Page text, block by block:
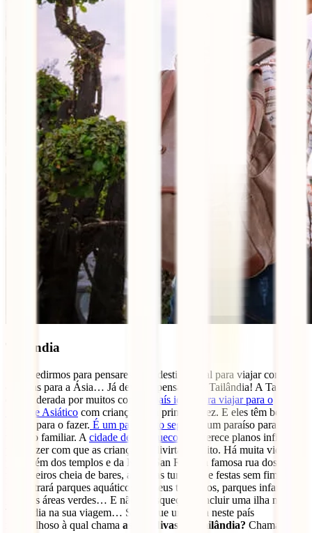
Tailândia
Se te pedirmos para pensares num destino ideal para viajar com
crianças para a Ásia… Já deve ter pensado na Tailândia! A Tailândia
é considerada por muitos como o
país ideal para viajar para o
Sudeste Asiático com crianças pela primeira vez. E eles têm boas
razões para o fazer. É um país muito seguro
e um paraíso para o
turismo familiar. A cidade de Banguecoque
oferece planos infinitos
para fazer com que as crianças se divirtam muito. Há muita vida
para além dos templos e da Khao San Road (a famosa rua dos
mochileiros cheia de bares, agências turísticas e festas sem fim).
Encontrará parques aquáticos, museus temáticos, parques infantis,
grandes áreas verdes… E não se esqueça de incluir uma ilha na
Tailândia na sua viagem… Sabia que uma ilha neste país
maravilhoso à qual chama as Maldivas da Tailândia? Chama-se